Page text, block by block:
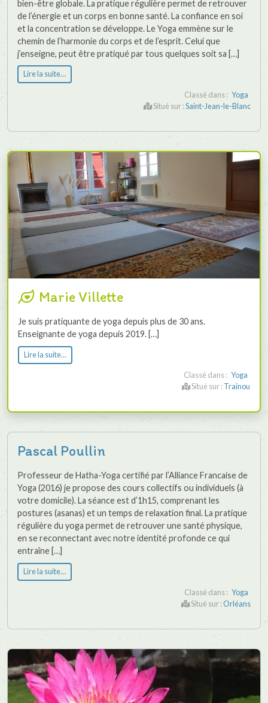
bien-être globale. La pratique régulière permet de retrouver
de l’énergie et un corps en bonne santé. La confiance en soi
et la concentration se développe. Le Yoga emmène sur le
chemin de l’harmonie du corps et de l’esprit. Celui que
j’enseigne, peut être pratiqué par tous quelques soit sa […]
Lire la suite…
Classé dans : Yoga
Situé sur :Saint-Jean-le-Blanc
Marie Villette
Je suis pratiquante de yoga depuis plus de 30 ans.
Enseignante de yoga depuis 2019. […]
Lire la suite…
Classé dans : Yoga
Situé sur : Trainou
Pascal Poullin
Professeur de Hatha-Yoga certifié par l’Alliance Francaise de
Yoga (2016) je propose des cours collectifs ou individuels (à
votre domicile). La séance est d’1h15, comprenant les
postures (asanas) et un temps de relaxation final. La pratique
régulière du yoga permet de retrouver une santé physique,
en se reconnectant avec notre identité profonde ce qui
entraîne […]
Lire la suite…
Classé dans : Yoga
Situé sur :Orléans